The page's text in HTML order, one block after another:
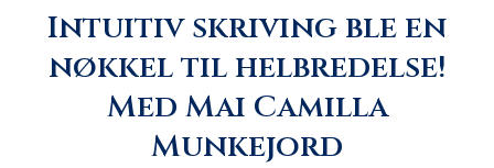
Intuitiv skriving ble en
nøkkel til helbredelse!
Med Mai Camilla
Munkejord